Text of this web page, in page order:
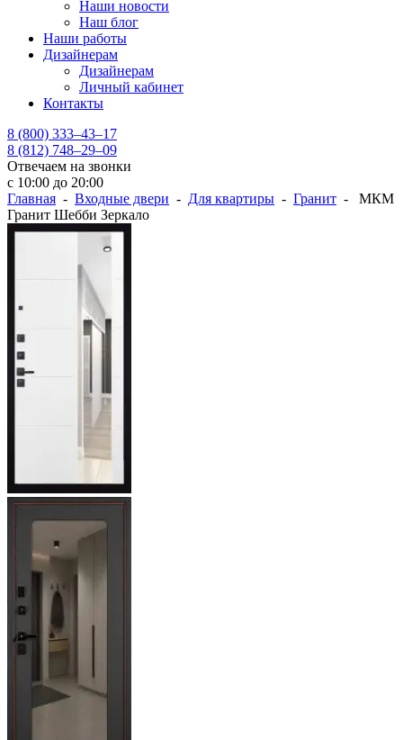
Наши новости
Наш блог
Наши работы
Дизайнерам
Дизайнерам
Личный кабинет
Контакты
8 (800) 333–43–17
8 (812) 748–29–09
Отвечаем на звонки
с 10:00 до 20:00
Главная - Входные двери - Для квартиры - Гранит - МКМ
Гранит Шебби Зеркало